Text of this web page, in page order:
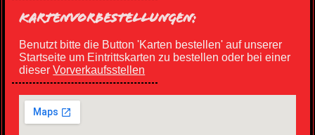
KARTENVORBESTELLUNGEN:
Benutzt bitte die Button 'Karten bestellen' auf unserer
Startseite um Eintrittskarten zu bestellen oder bei einer
dieserVorverkaufsstellen